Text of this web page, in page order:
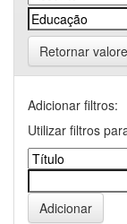
Retornar
Adicionar filtros:
Utilizar filtros